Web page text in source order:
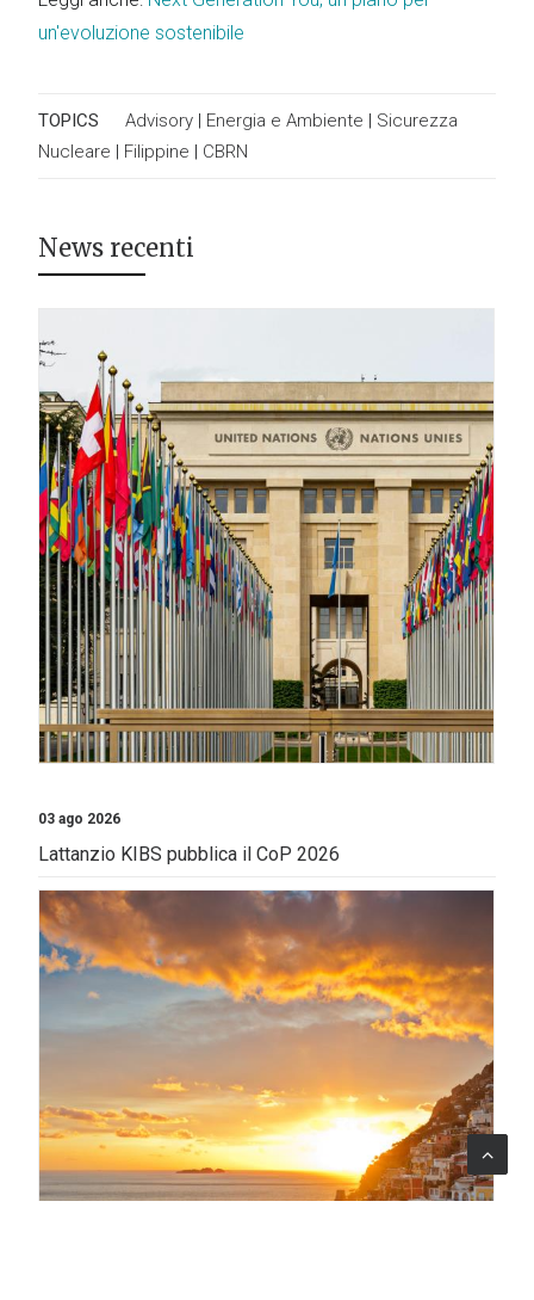
un'evoluzione sostenibile
TOPICS Advisory | Energia e Ambiente | Sicurezza
Nucleare | Filippine | CBRN
News recenti
03 ago 2026
Lattanzio KIBS pubblica il CoP 2026